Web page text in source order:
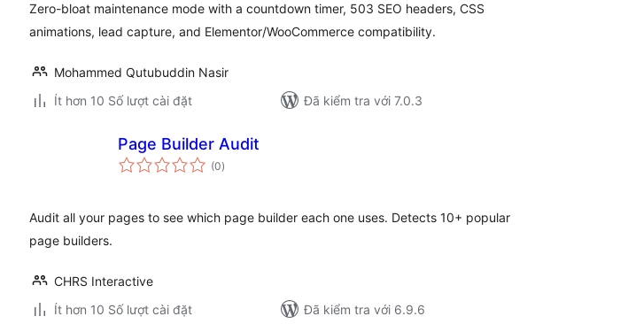
Zero-bloat maintenance mode with a countdown timer, 503 SEO headers, CSS
animations, lead capture, and Elementor/WooCommerce compatibility.
Mohammed Qutubuddin Nasir
Ít hơn 10 Số lượt cài đặt
Đã kiểm tra với 7.0.3
Page Builder Audit
(0tổng
đánh
)
Audit all your pages to see which page builder each one uses. Detects 10+ popular
page builders.
CHRS Interactive
Ít hơn 10 Số lượt cài đặt
Đã kiểm tra với 6.9.6